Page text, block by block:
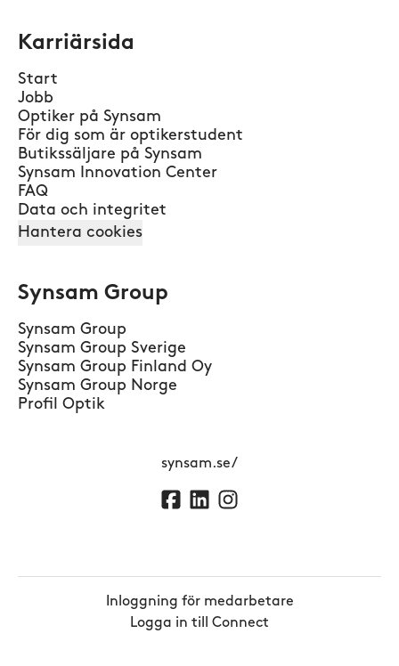
Karriärsida
Start
Jobb
Optiker på Synsam
För dig som är optikerstudent
Butikssäljare på Synsam
Synsam Innovation Center
FAQ
Data och integritet
Hantera cookies
Synsam Group
Synsam Group
Synsam Group Sverige
Synsam Group Finland Oy
Synsam Group Norge
Profil Optik
synsam.se/
Inloggning för medarbetare
Logga in till Connect